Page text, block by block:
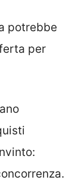
potrebbe
per